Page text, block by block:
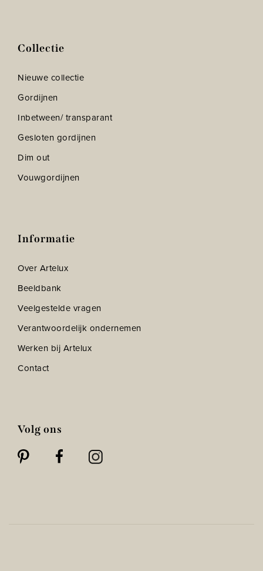
Collectie
Nieuwe collectie
Gordijnen
Inbetween/ transparant
Gesloten gordijnen
Dim out
Vouwgordijnen
Informatie
Over Artelux
Beeldbank
Veelgestelde vragen
Verantwoordelijk ondernemen
Werken bij Artelux
Contact
Volg ons